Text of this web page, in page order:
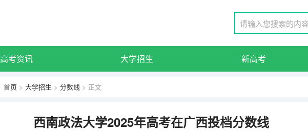
高考资讯 大学招生 新高考
首页 > 大学招生 > 分数线 > 正文
西南政法大学2025年高考在广西投档分数线